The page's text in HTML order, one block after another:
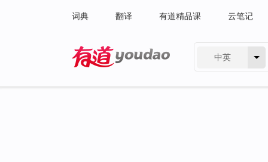
词典 翻译 有道精品课 云笔记
中英